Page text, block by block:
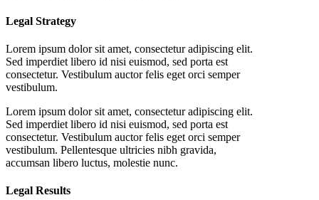
Legal Strategy
Lorem ipsum dolor sit amet, consectetur adipiscing elit.
Sed imperdiet libero id nisi euismod, sed porta est
consectetur. Vestibulum auctor felis eget orci semper
vestibulum.
Lorem ipsum dolor sit amet, consectetur adipiscing elit.
Sed imperdiet libero id nisi euismod, sed porta est
consectetur. Vestibulum auctor felis eget orci semper
vestibulum. Pellentesque ultricies nibh gravida,
accumsan libero luctus, molestie nunc.
Legal Results